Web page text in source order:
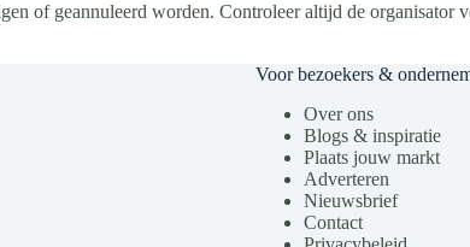
of geannuleerd worden. Controleer altijd de organisator
Voor bezoekers &
Over ons
Blogs & inspiratie
Plaats jouw markt
Adverteren
Nieuwsbrief
Contact